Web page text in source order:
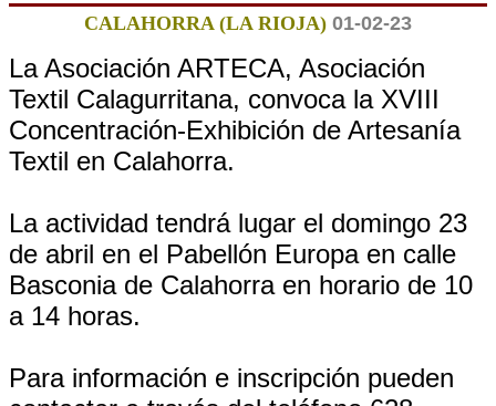
CALAHORRA (LA RIOJA) 01-02-23
La Asociación ARTECA, Asociación
Textil Calagurritana, convoca la XVIII
Concentración-Exhibición de Artesanía
Textil en Calahorra.
La actividad tendrá lugar el domingo 23
de abril en el Pabellón Europa en calle
Basconia de Calahorra en horario de 10
a 14 horas.
Para información e inscripción pueden